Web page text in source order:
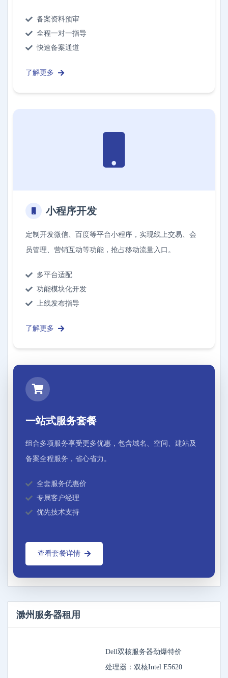
备案资料预审
全程一对一指导
快速备案通道
了解更多
小程序开发
定制开发微信、百度等平台小程序，实现线上交易、会
员管理、营销互动等功能，抢占移动流量入口。
多平台适配
功能模块化开发
上线发布指导
了解更多
一站式服务套餐
组合多项服务享受更多优惠，包含域名、空间、建站及
备案全程服务，省心省力。
全套服务优惠价
专属客户经理
优先技术支持
查看套餐详情
滁州服务器租用
Dell双核服务器劲爆特价
处理器：双核Intel E5620